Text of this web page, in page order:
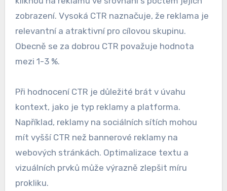
optimalizovat rozpočet pro maximální
návratnost investic.
CTR (míra prokliku)
kliknou na reklamu ve srovnání s počtem jejích
zobrazení. Vysoká CTR naznačuje, že reklama je
relevantní a atraktivní pro cílovou skupinu.
Obecně se za dobrou CTR považuje hodnota
mezi 1-3 %.
Při hodnocení CTR je důležité brát v úvahu